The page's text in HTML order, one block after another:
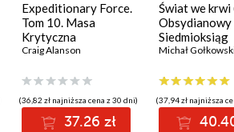
Expeditionary Force.
Tom 10. Masa
Krytyczna
Craig Alanson
(36,82 zł najniższa cena z 30 dni)
37.26 zł
Świat we krwi
Siedmioksiąg
Grzechu. Tom
Michał
(37,94 zł najniższa